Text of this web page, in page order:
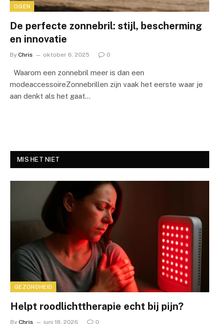
OGEN
De perfecte zonnebril: stijl, bescherming
en innovatie
By Chris oktober 6, 2025 0
Waarom een zonnebril meer is dan een
modeaccessoireZonnebrillen zijn vaak het eerste waar je
aan denkt als het gaat…
MIS HET NIET
GEZONDHEID
Helpt roodlichttherapie echt bij pijn?
By Chris juni 18, 2026 0